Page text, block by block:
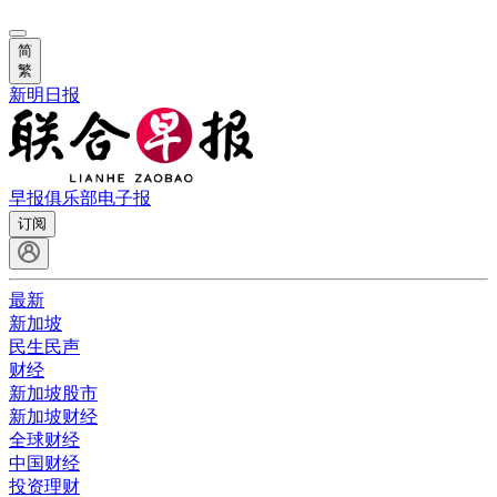
简
繁
新明日报
早报俱乐部电子报
订阅
最新
新加坡
民生民声
财经
新加坡股市
新加坡财经
全球财经
中国财经
投资理财